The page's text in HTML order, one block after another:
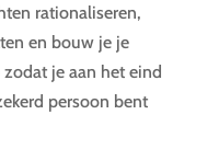
rationaliseren,
en bouw je je
je aan het eind
persoon bent